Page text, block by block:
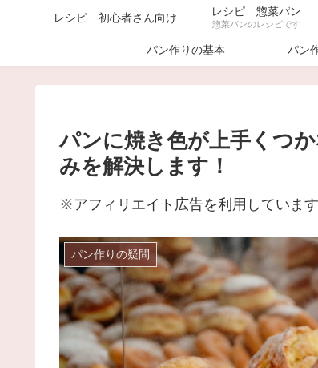
レシピ 初心者さん向け レシピ 惣菜パン
惣菜パンのレシピです
パン作りの基本 パン
パンに焼き色が上手くつ
みを解決します！
※アフィリエイト広告を利用しています
パン作りの疑問